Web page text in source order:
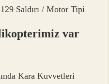
Saldırı / Motor Tipi
var
Kara Kuvvetleri